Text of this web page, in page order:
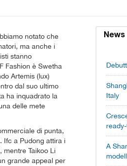
notato che
ma anche i
stanno
Fashion è Swetha
Artemis (lux)
dal suo ultimo
ha inquadrato la
delle mete
di punta,
Ifc a Pudong attira i
mentre Taikoo Li
grande appeal per
News
Italy
A